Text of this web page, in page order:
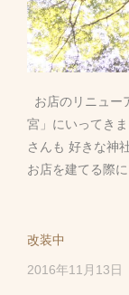
お店のリニュー
宮」にいってき
さんも 好きな神
お店を建てる際
改装中
2016年11月13日